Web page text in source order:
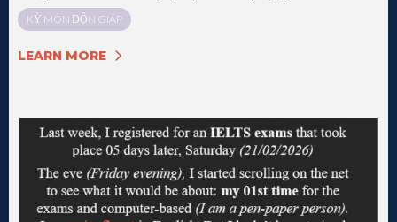
KỲ MÔN ĐỘN GIÁP
LEARN MORE